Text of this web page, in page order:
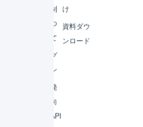
体制
につ
いて
ログ
イン
開発
者向
けAPI
け
資料ダウ
ンロード